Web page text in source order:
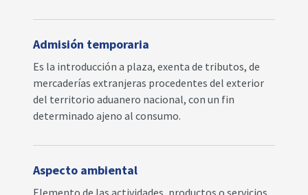
Admisión temporaria
Es la introducción a plaza, exenta de tributos, de
mercaderías extranjeras procedentes del exterior
del territorio aduanero nacional, con un fin
determinado ajeno al consumo.
Aspecto ambiental